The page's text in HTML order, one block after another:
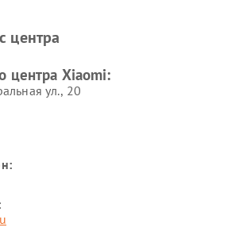
машин
Ремонт смарт-часов Xiaomi
центра
центра Xiaomi:
ул., 20